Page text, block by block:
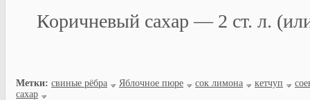
Коричневый сахар — 2 ст. л.
Метки: свиные рёбра Яблочное пюре сок лимона кетчуп
сахар